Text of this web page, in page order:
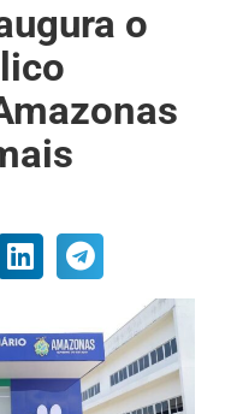
o